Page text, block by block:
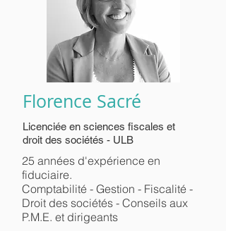
Florence Sacré
Licenciée en sciences fiscales et
droit des sociétés - ULB
25 années d'expérience en
fiduciaire.
Comptabilité - Gestion - Fiscalité -
Droit des sociétés - Conseils aux
P.M.E. et dirigeants